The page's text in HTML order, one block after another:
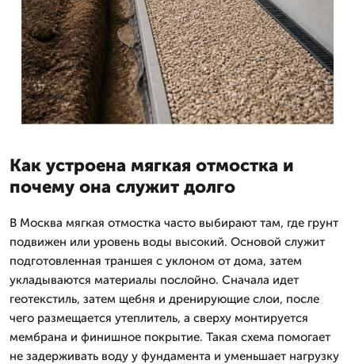
Как устроена мягкая отмостка и
почему она служит долго
В Москва мягкая отмостка часто выбирают там, где грунт
подвижен или уровень воды высокий. Основой служит
подготовленная траншея с уклоном от дома, затем
укладываются материалы послойно. Сначала идет
геотекстиль, затем щебня и дренирующие слои, после
чего размещается утеплитель, а сверху монтируется
мембрана и финишное покрытие. Такая схема помогает
не задерживать воду у фундамента и уменьшает нагрузку